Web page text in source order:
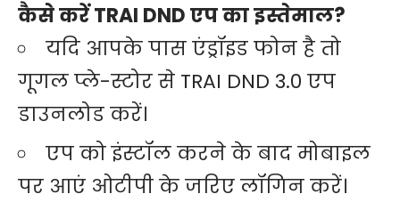
कैसे करें TRAI DND एप का इस्तेमाल?
यदि आपके पास एंड्रॉइड फोन है तो
गूगल प्ले-स्टोर से TRAI DND 3.0 एप
डाउनलोडकरें।
एप को इंस्टॉल करने के बाद मोबाइल
पर आएं ओटीपी के जरिए लॉगिन करें।